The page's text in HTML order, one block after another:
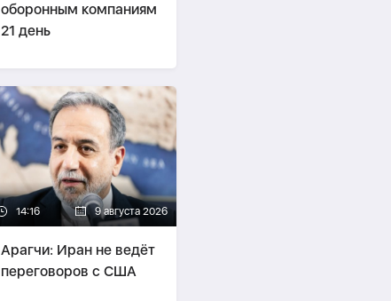
оборонным компаниям
21 день
14:16 9 августа 2026
Арагчи: Иран не ведёт
переговоров с США